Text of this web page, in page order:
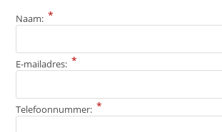
Naam: *
E-mailadres: *
Telefoonnummer: *